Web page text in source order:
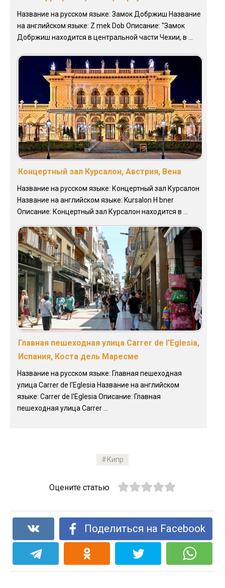
Название на русском языке: Замок Добржиш Название
на английском языке: Z mek Dob Описание: "Замок
Добржиш находится в центральной части Чехии, в ...
Концертный зал Курсалон, Австрия, Вена
Название на русском языке: Концертный зал Курсалон
Название на английском языке: Kursalon H bner‎
Описание: Концертный зал Курсалон находится в ...
Главная пешеходная улица Carrer de l’Eglesia,
Испания, Коста дель Маресме
Название на русском языке: Главная пешеходная
улица Carrer de l'Eglesia Название на английском
языке: Carrer de l'Eglesia Описание: Главная
пешеходная улица Carrer ...
Кипр
Оцените статью
Поделиться на Facebook